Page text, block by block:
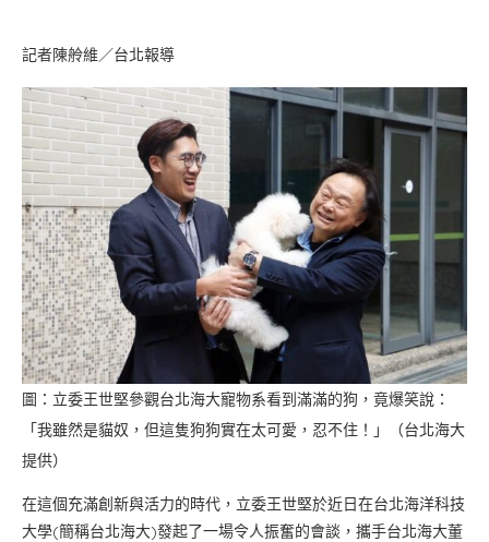
記者陳舲維／台北報導
圖：立委王世堅參觀台北海大寵物系看到滿滿的狗，竟爆笑說：
「我雖然是貓奴，但這隻狗狗實在太可愛，忍不住！」（台北海大
提供）
在這個充滿創新與活力的時代，立委王世堅於近日在台北海洋科技
大學(簡稱台北海大)發起了一場令人振奮的會談，攜手台北海大董